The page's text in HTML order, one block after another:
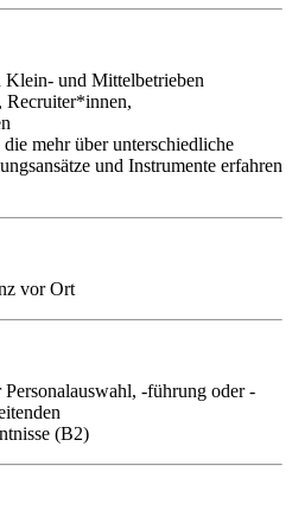
Klein- und Mittelbetrieben
Recruiter*innen,
mehr über unterschiedliche
und Instrumente erfahren
vor Ort
-führung oder -
(B2)